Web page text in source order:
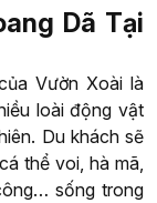
Dã Tại
Vườn Xoài là
loài động vật
Du khách sẽ
thể voi, hà mã,
sống trong